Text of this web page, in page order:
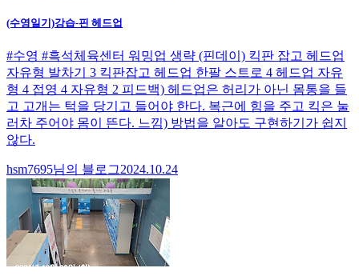
(수영일기)강습-핀 헤드업
#수영 #흑석체육센터 워밍업 생략 (핀데이) 킥판 잡고 헤드업
자유형 발차기 3 킥판잡고 헤드업 한팔 스트로 4 헤드업 자유
형 4 접영 4 자유형 2 피드백) 헤드업은 허리가 아닌 몸통을 들
고 고개는 턱을 당기고 들어야 한다. 복근에 힘을 주고 킥은 눌
러차 주어야 몸이 뜬다. 느낌) 방법을 알아도 구현하기가 쉽지
않다.
hsm7695님의 블로그2024.10.24